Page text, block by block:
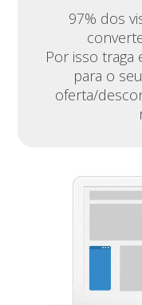
97% dos
Por isso traga
para o
oferta/